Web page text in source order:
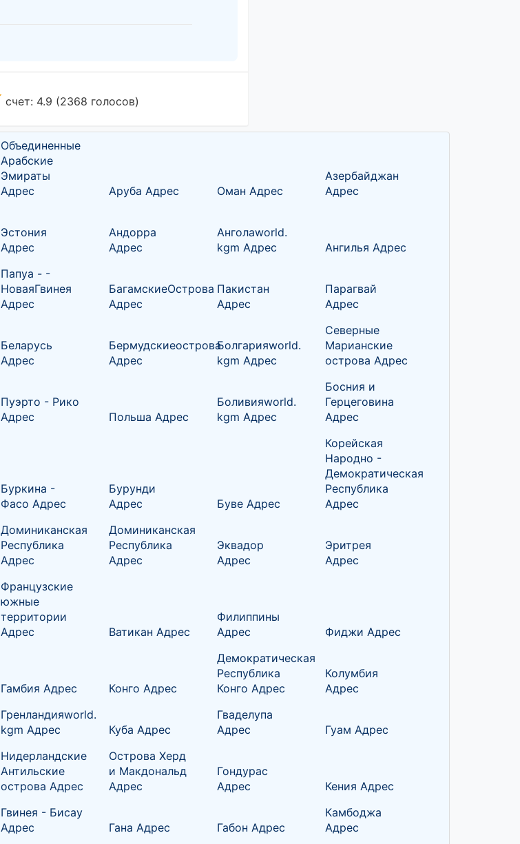
счет: 4.9 (2368 голосов)
Объединенные
Арабские
Эмираты
Адрес
Аруба Адрес Оман Адрес
Азербайджан
Адрес
Эстония
Адрес
Андорра
Адрес
Анголаworld.
kgm Адрес
Ангилья Адрес
Папуа - -
НоваяГвинея
Адрес
БагамскиеОстрова
Адрес
Пакистан
Адрес
Парагвай
Адрес
Беларусь
Адрес
Бермудскиеострова
Адрес
Болгарияworld.
kgm Адрес
Северные
Марианские
острова Адрес
Пуэрто - Рико
Адрес
Польша Адрес
Боливияworld.
kgm Адрес
Босния и
Герцеговина
Адрес
Буркина -
Фасо Адрес
Бурунди
Адрес
Буве Адрес
Корейская
Народно -
Демократическая
Республика
Адрес
Доминиканская
Республика
Адрес
Доминиканская
Республика
Адрес
Эквадор
Адрес
Эритрея
Адрес
Французские
южные
территории
Адрес
Ватикан Адрес
Филиппины
Адрес
Фиджи Адрес
Гамбия Адрес Конго Адрес
Демократическая
Республика
Конго Адрес
Колумбия
Адрес
Гренландияworld.
kgm Адрес
Куба Адрес
Гваделупа
Адрес
Гуам Адрес
Нидерландские
Антильские
острова Адрес
Острова Херд
и Макдональд
Адрес
Гондурас
Адрес
Кения Адрес
Гвинея - Бисау
Адрес
Гана Адрес Габон Адрес
Камбоджа
Адрес